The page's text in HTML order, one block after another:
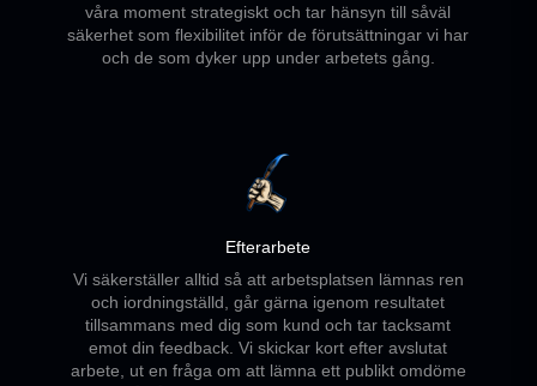
våra moment strategiskt och tar hänsyn till såväl
säkerhet som flexibilitet inför de förutsättningar vi har
och de som dyker upp under arbetets gång.
Efterarbete
Vi säkerställer alltid så att arbetsplatsen lämnas ren
och iordningställd, går gärna igenom resultatet
tillsammans med dig som kund och tar tacksamt
emot din feedback. Vi skickar kort efter avslutat
arbete, ut en fråga om att lämna ett publikt omdöme